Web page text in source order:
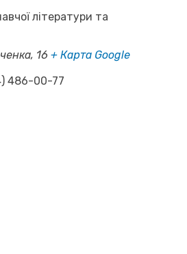
літератури та
16 + Карта Google
486-00-77